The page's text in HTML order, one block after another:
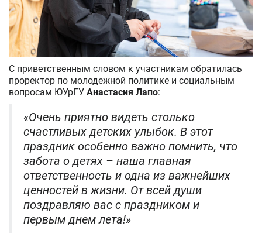
С приветственным словом к участникам обратилась
проректор по молодежной политике и социальным
вопросам ЮУрГУ Анастасия Лапо:
«Очень приятно видеть столько
счастливых детских улыбок. В этот
праздник особенно важно помнить, что
забота о детях – наша главная
ответственность и одна из важнейших
ценностей в жизни. От всей души
поздравляю вас с праздником и
первым днем лета!»